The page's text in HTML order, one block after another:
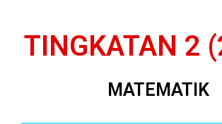
TINGKATAN 2
MATEMATIK